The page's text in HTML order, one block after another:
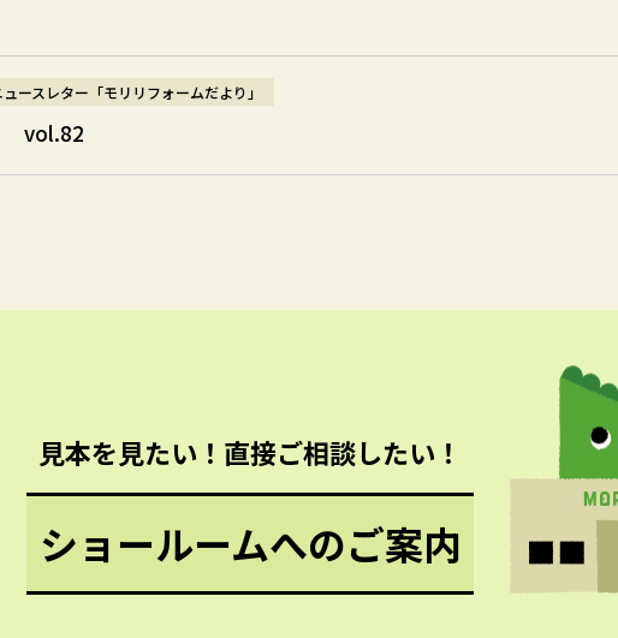
ュースレター「モリリフォームだより」
vol.82
見本を見たい！直接ご相談したい！
ショールームへのご案内